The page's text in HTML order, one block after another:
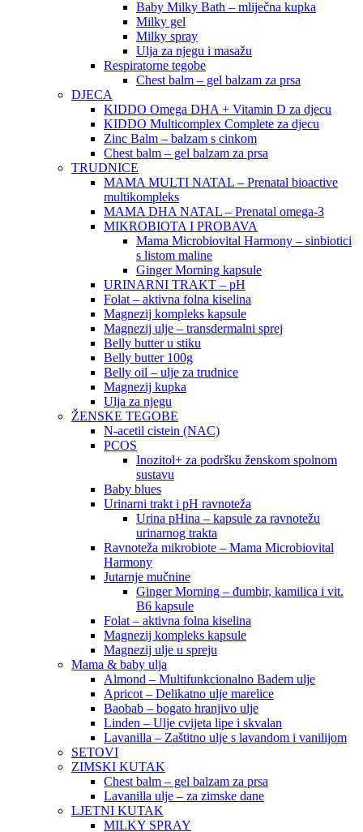
Baby Milky Bath – mliječna kupka
Milky gel
Milky spray
Ulja za njegu i masažu
Respiratorne tegobe
Chest balm – gel balzam za prsa
DJECA
KIDDO Omega DHA + Vitamin D za djecu
KIDDO Multicomplex Complete za djecu
Zinc Balm – balzam s cinkom
Chest balm – gel balzam za prsa
TRUDNICE
MAMA MULTI NATAL – Prenatal bioactive
multikompleks
MAMA DHA NATAL – Prenatal omega-3
MIKROBIOTA I PROBAVA
Mama Microbiovital Harmony – sinbiotici
s listom maline
Ginger Morning kapsule
URINARNI TRAKT – pH
Folat – aktivna folna kiselina
Magnezij kompleks kapsule
Magnezij ulje – transdermalni sprej
Belly butter u stiku
Belly butter 100g
Belly oil – ulje za trudnice
Magnezij kupka
Ulja za njegu
ŽENSKE TEGOBE
N-acetil cistein (NAC)
PCOS
Inozitol+ za podršku ženskom spolnom
sustavu
Baby blues
Urinarni trakt i pH ravnoteža
Urina pHina – kapsule za ravnotežu
urinarnog trakta
Ravnoteža mikrobiote – Mama Microbiovital
Harmony
Jutarnje mučnine
Ginger Morning – đumbir, kamilica i vit.
B6 kapsule
Folat – aktivna folna kiselina
Magnezij kompleks kapsule
Magnezij ulje u spreju
Mama & baby ulja
Almond – Multifunkcionalno Badem ulje
Apricot – Delikatno ulje marelice
Baobab – bogato hranjivo ulje
Linden – Ulje cvijeta lipe i skvalan
Lavanilla – Zaštitno ulje s lavandom i vanilijom
SETOVI
ZIMSKI KUTAK
Chest balm – gel balzam za prsa
Lavanilla ulje – za zimske dane
LJETNI KUTAK
MILKY SPRAY